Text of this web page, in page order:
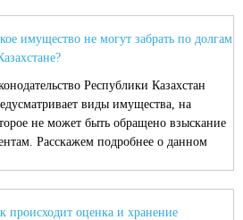
имущество не могут забрать по долгам
Республики Казахстан
виды имущества, на
не может быть обращено взыскание
Расскажем подробнее о данном
происходит оценка и хранение